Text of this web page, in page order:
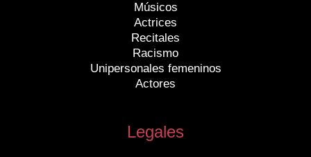
Músicos
Actrices
Recitales
Racismo
Unipersonales femeninos
Actores
Legales